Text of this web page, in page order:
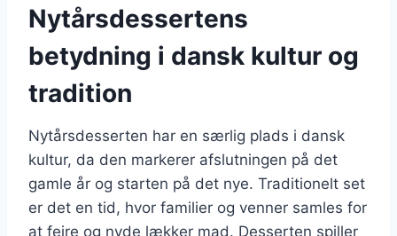
Nytårsdessertens
betydning i dansk kultur og
tradition
Nytårsdesserten har en særlig plads i dansk
kultur, da den markerer afslutningen på det
gamle år og starten på det nye. Traditionelt set
er det en tid, hvor familier og venner samles for
at fejre og nyde lækker mad. Desserten spiller